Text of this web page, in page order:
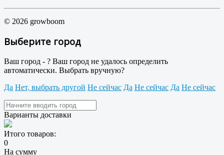
© 2026 growboom
Выберите город
Ваш город - ? Ваш город не удалось определить
автоматически. Выбрать вручную?
Да Нет, выбрать другой Не сейчас Да Не сейчас Да Не сейчас
Варианты доставки
Итого товаров:
0
На сумму